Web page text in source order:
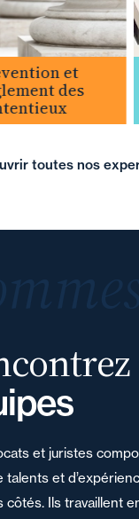
et
des
toutes nos
et juristes
et
côtés. Ils travaillent